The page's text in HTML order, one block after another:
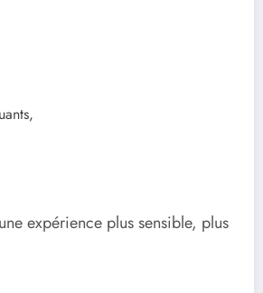
expérience plus sensible, plus